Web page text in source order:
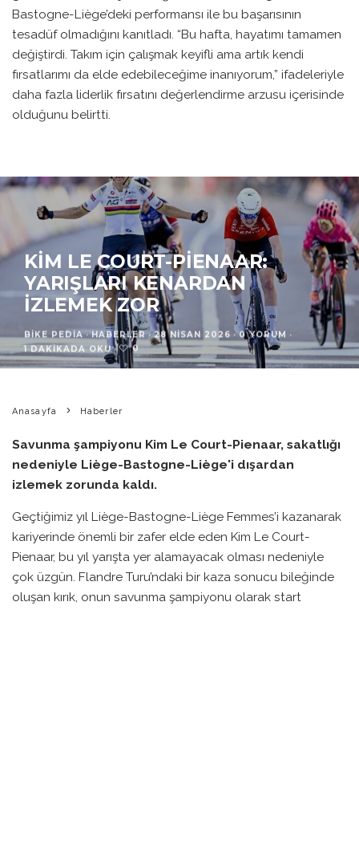
Bastogne-Liège’deki performansı ile bu başarısının
tesadüf olmadığını kanıtladı. “Bu hafta, hayatımı tamamen
değiştirdi. Takım için çalışmak keyifli ama artık kendi
fırsatlarımı da elde edebileceğime inanıyorum,” ifadeleriyle
daha fazla liderlik fırsatını değerlendirme arzusu içerisinde
olduğunu belirtti.
KIM LE COURT-PIENAAR:
YARIŞLARI KENARDAN
İZLEMEK ZOR
BIKE PEDIA · HABERLER · 28 NISAN 2026 · 0 YORUM ·
1 DAKIKADA OKU · 0
Anasayfa Haberler
Savunma şampiyonu Kim Le Court-Pienaar, sakatlığı
nedeniyle Liège-Bastogne-Liège'i dışardan
izlemek zorunda kaldı.
Geçtiğimiz yıl Liège-Bastogne-Liège Femmes’i kazanarak
kariyerinde önemli bir zafer elde eden Kim Le Court-
Pienaar, bu yıl yarışta yer alamayacak olması nedeniyle
çok üzgün. Flandre Turu’ndaki bir kaza sonucu bileğinde
oluşan kırık, onun savunma şampiyonu olarak start